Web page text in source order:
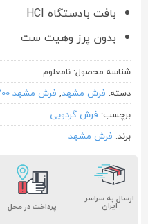
بافت بادستگاه HCI
بدون پرز وهیت ست
شناسه محصول: نامعلوم
دسته: فرش مشهد, فرش مشهد 700 شانه تراکم 2550
برچسب: فرش گردویی
برند: فرش مشهد
ارسال به سراسر
ایران پرداخت در محل